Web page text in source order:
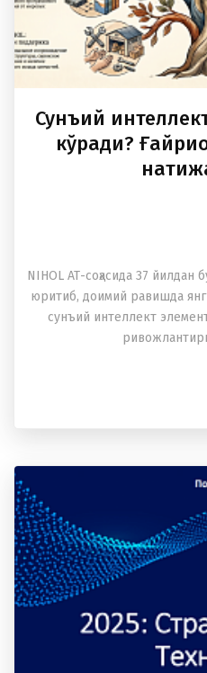
Сунъий
кўради?
NIHOL АТ-соҳасида 37
юритиб, доимий равишда
сунъий интеллект